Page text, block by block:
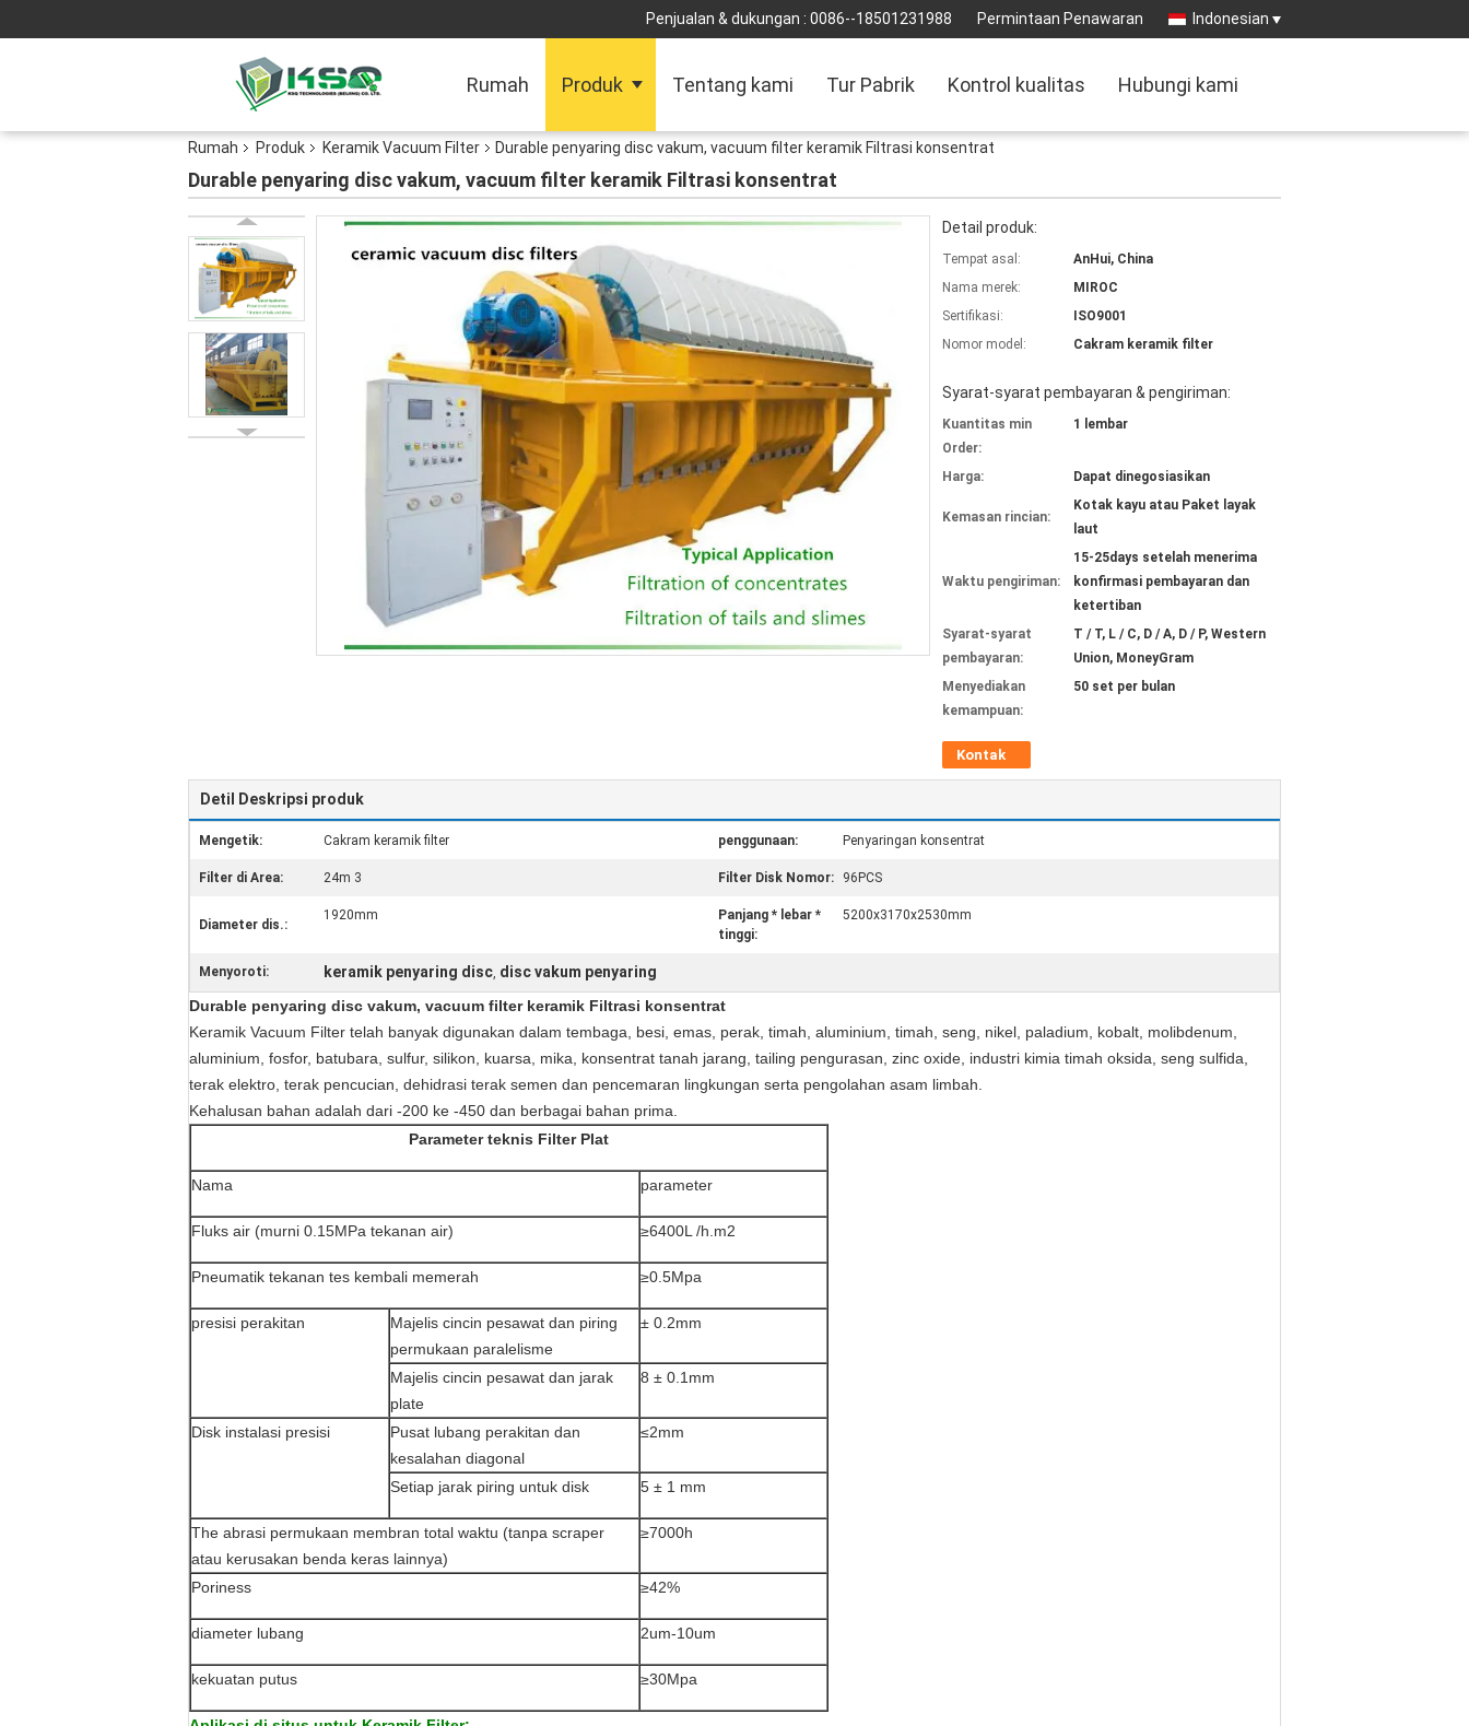
Penjualan & dukungan : 0086--18501231988 Permintaan Penawaran Indonesian
Rumah Produk Tentang kami Tur Pabrik Kontrol kualitas Hubungi kami
Rumah Produk Keramik Vacuum Filter Durable penyaring disc vakum, vacuum filter keramik Filtrasi konsentrat
Durable penyaring disc vakum, vacuum filter keramik Filtrasi konsentrat
Detail produk:
Tempat asal:
AnHui, China
Nama merek:
MIROC
Sertifikasi:
ISO9001
Nomor model:
Cakram keramik filter
Syarat-syarat pembayaran & pengiriman:
Kuantitas min
Order:
1 lembar
Harga: Dapat dinegosiasikan
Kemasan rincian:
Kotak kayu atau Paket layak
laut
Waktu pengiriman:
15-25days setelah menerima
konfirmasi pembayaran dan
ketertiban
Syarat-syarat
pembayaran:
T / T, L / C, D / A, D / P, Western
Union, MoneyGram
Menyediakan
kemampuan:
50 set per bulan
Kontak
Detil Deskripsi produk
Mengetik: Cakram keramik filter penggunaan: Penyaringan konsentrat
Filter di Area: 24m 3 Filter Disk Nomor: 96PCS
Diameter dis.:
1920mm
Panjang * lebar *
tinggi:
5200x3170x2530mm
Menyoroti: keramik penyaring disc, disc vakum penyaring
Durable penyaring disc vakum, vacuum filter keramik Filtrasi konsentrat
Keramik Vacuum Filter telah banyak digunakan dalam tembaga, besi, emas, perak, timah, aluminium, timah, seng, nikel, paladium, kobalt, molibdenum,
aluminium, fosfor, batubara, sulfur, silikon, kuarsa, mika, konsentrat tanah jarang, tailing pengurasan, zinc oxide, industri kimia timah oksida, seng sulfida,
terak elektro, terak pencucian, dehidrasi terak semen dan pencemaran lingkungan serta pengolahan asam limbah.
Kehalusan bahan adalah dari -200 ke -450 dan berbagai bahan prima.
Parameter teknis Filter Plat
Nama parameter
Fluks air (murni 0.15MPa tekanan air) ≥6400L /h.m2
Pneumatik tekanan tes kembali memerah ≥0.5Mpa
presisi perakitan
Majelis cincin pesawat dan piring
permukaan paralelisme
± 0.2mm
Majelis cincin pesawat dan jarak
plate
8 ± 0.1mm
Disk instalasi presisi
Pusat lubang perakitan dan
kesalahan diagonal
≤2mm
Setiap jarak piring untuk disk 5 ± 1 mm
The abrasi permukaan membran total waktu (tanpa scraper
atau kerusakan benda keras lainnya)
≥7000h
Poriness ≥42%
diameter lubang 2um-10um
kekuatan putus ≥30Mpa